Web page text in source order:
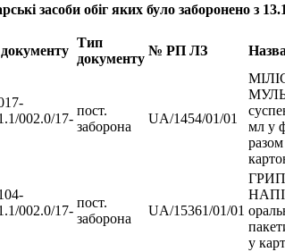
засоби обіг яких було заборонено з 13
Тип
документу
№ РП ЛЗ
002.0/17-
пост.
заборона
UA/1454/01/01
мл у
002.0/17-
пост.
заборона
UA/15361/01/01
у